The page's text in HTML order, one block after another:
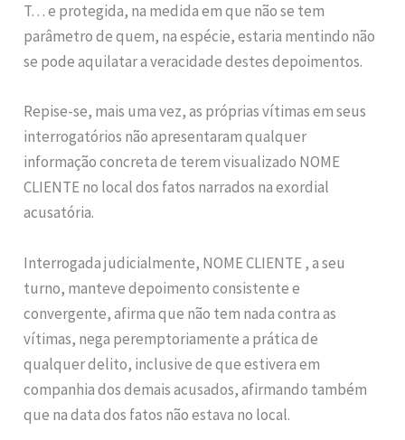
T… e protegida, na medida em que não se tem
parâmetro de quem, na espécie, estaria mentindo não
se pode aquilatar a veracidade destes depoimentos.
Repise-se, mais uma vez, as próprias vítimas em seus
interrogatórios não apresentaram qualquer
informação concreta de terem visualizado NOME
CLIENTE no local dos fatos narrados na exordial
acusatória.
Interrogada judicialmente, NOME CLIENTE , a seu
turno, manteve depoimento consistente e
convergente, afirma que não tem nada contra as
vítimas, nega peremptoriamente a prática de
qualquer delito, inclusive de que estivera em
companhia dos demais acusados, afirmando também
que na data dos fatos não estava no local.